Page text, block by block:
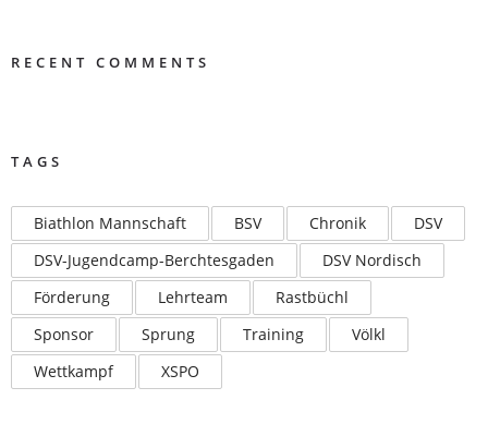
RECENT COMMENTS
TAGS
Biathlon Mannschaft BSV Chronik
DSV
DSV-Jugendcamp-Berchtesgaden
DSV Nordisch
Förderung
Lehrteam
Rastbüchl
Sponsor
Sprung Training
Völkl
Wettkampf
XSPO